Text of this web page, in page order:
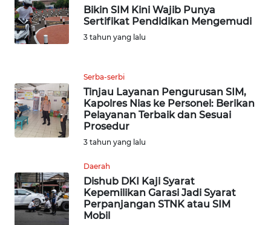
Bikin SIM Kini Wajib Punya
Sertifikat Pendidikan Mengemudi
3 tahun yang lalu
Serba-serbi
Tinjau Layanan Pengurusan SIM,
Kapolres Nias ke Personel: Berikan
Pelayanan Terbaik dan Sesuai
Prosedur
3 tahun yang lalu
Daerah
Dishub DKI Kaji Syarat
Kepemilikan Garasi Jadi Syarat
Perpanjangan STNK atau SIM
Mobil
WN
GORONTALO
WN
MALUKU
WN
DAIRI